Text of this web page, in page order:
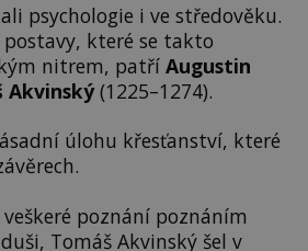
psychologie i ve středověku.
které se takto
nitrem, patří Augustin
Akvinský(1225–1274).
úlohu křesťanství, které
poznání poznáním
Tomáš Akvinský šel v